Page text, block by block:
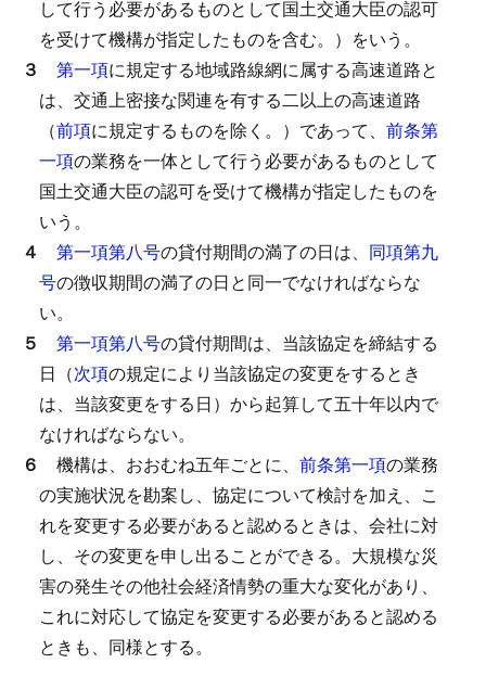
して行う必要があるものとして国土交通大臣の認可
を受けて機構が指定したものを含む。）をいう。
３ 第一項に規定する地域路線網に属する高速道路と
は、交通上密接な関連を有する二以上の高速道路
（前項に規定するものを除く。）であって、 前条第
一項の業務を一体として行う必要があるものとして
国土交通大臣の認可を受けて機構が指定したものを
いう。
４ 第一項第八号の貸付期間の満了の日は、 同項第九
号の徴収期間の満了の日と同一でなければならな
い。
５ 第一項第八号の貸付期間は、当該協定を締結する
日（次項の規定により当該協定の変更をするとき
は、当該変更をする日）から起算して五十年以内で
なければならない。
６ 機構は、おおむね五年ごとに、 前条第一項の業務
の実施状況を勘案し、協定について検討を加え、こ
れを変更する必要があると認めるときは、会社に対
し、その変更を申し出ることができる。 大規模な災
害の発生その他社会経済情勢の重大な変化があり、
これに対応して協定を変更する必要があると認める
ときも、同様とする。